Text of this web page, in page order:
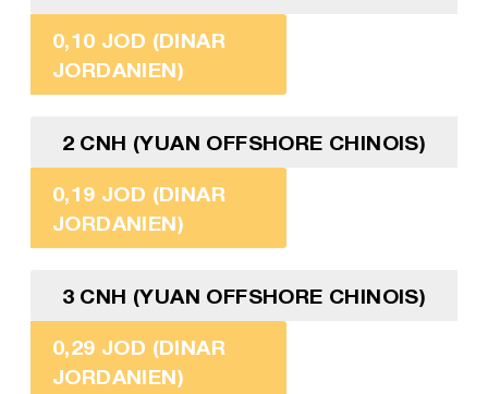
0,10 JOD (DINAR
JORDANIEN)
2 CNH (YUAN OFFSHORE CHINOIS)
0,19 JOD (DINAR
JORDANIEN)
3 CNH (YUAN OFFSHORE CHINOIS)
0,29 JOD (DINAR
JORDANIEN)